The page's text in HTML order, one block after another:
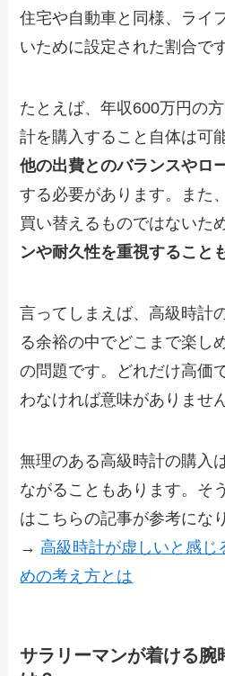
住宅や自動車と同様、ライ
いために設定された割合です
たとえば、年収600万円の
計を購入すること自体は可
他の出費とのバランスやロ
する必要があります。また
買い替えるものではないた
ンや耐久性を重視すること
言ってしまえば、高級時計
る余裕の中でどこまで楽し
の問題です。どれだけ高価
わなければ意味がありません
無理のある高級時計の購入
ながることもあります。そ
はこちらの記事が参考にな
→高級時計が虚しいと感じ
めの考え方とは
サラリーマンが着ける腕